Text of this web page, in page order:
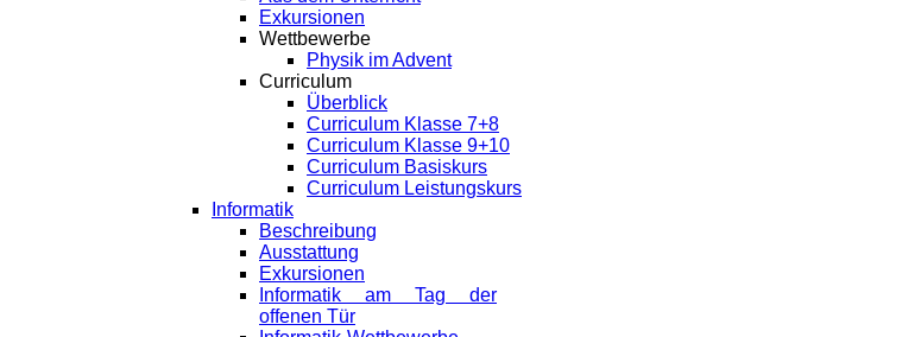
Exkursionen
Wettbewerbe
Physik im Advent
Curriculum
Überblick
Curriculum Klasse 7+8
Curriculum Klasse 9+10
Curriculum Basiskurs
Curriculum Leistungskurs
Informatik
Beschreibung
Ausstattung
Exkursionen
Informatik am Tag der
offenen Tür